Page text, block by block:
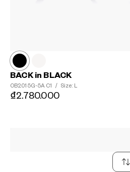
BACK in BLACK
OB2015G-5A C1 / Size: L
₫2.780.000